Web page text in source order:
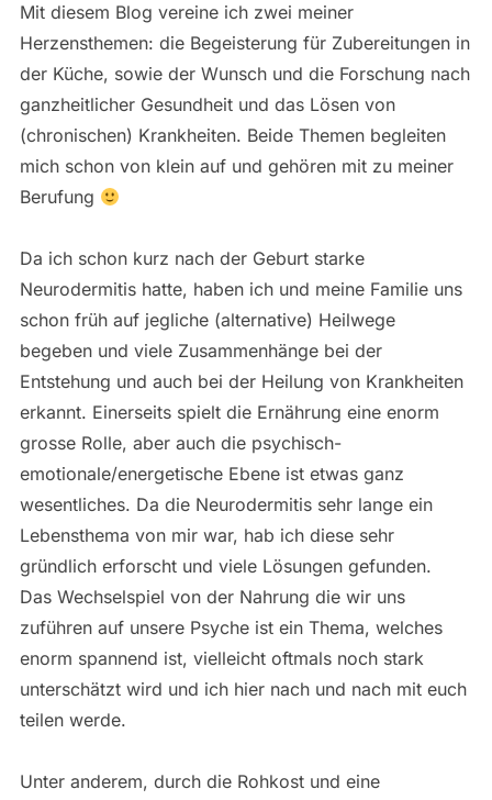
Mit diesem Blog vereine ich zwei meiner
Herzensthemen: die Begeisterung für Zubereitungen in
der Küche, sowie der Wunsch und die Forschung nach
ganzheitlicher Gesundheit und das Lösen von
(chronischen) Krankheiten. Beide Themen begleiten
mich schon von klein auf und gehören mit zu meiner
Berufung
Da ich schon kurz nach der Geburt starke
Neurodermitis hatte, haben ich und meine Familie uns
schon früh auf jegliche (alternative) Heilwege
begeben und viele Zusammenhänge bei der
Entstehung und auch bei der Heilung von Krankheiten
erkannt. Einerseits spielt die Ernährung eine enorm
grosse Rolle, aber auch die psychisch-
emotionale/energetische Ebene ist etwas ganz
wesentliches. Da die Neurodermitis sehr lange ein
Lebensthema von mir war, hab ich diese sehr
gründlich erforscht und viele Lösungen gefunden.
Das Wechselspiel von der Nahrung die wir uns
zuführen auf unsere Psyche ist ein Thema, welches
enorm spannend ist, vielleicht oftmals noch stark
unterschätzt wird und ich hier nach und nach mit euch
teilen werde.
Unter anderem, durch die Rohkost und eine